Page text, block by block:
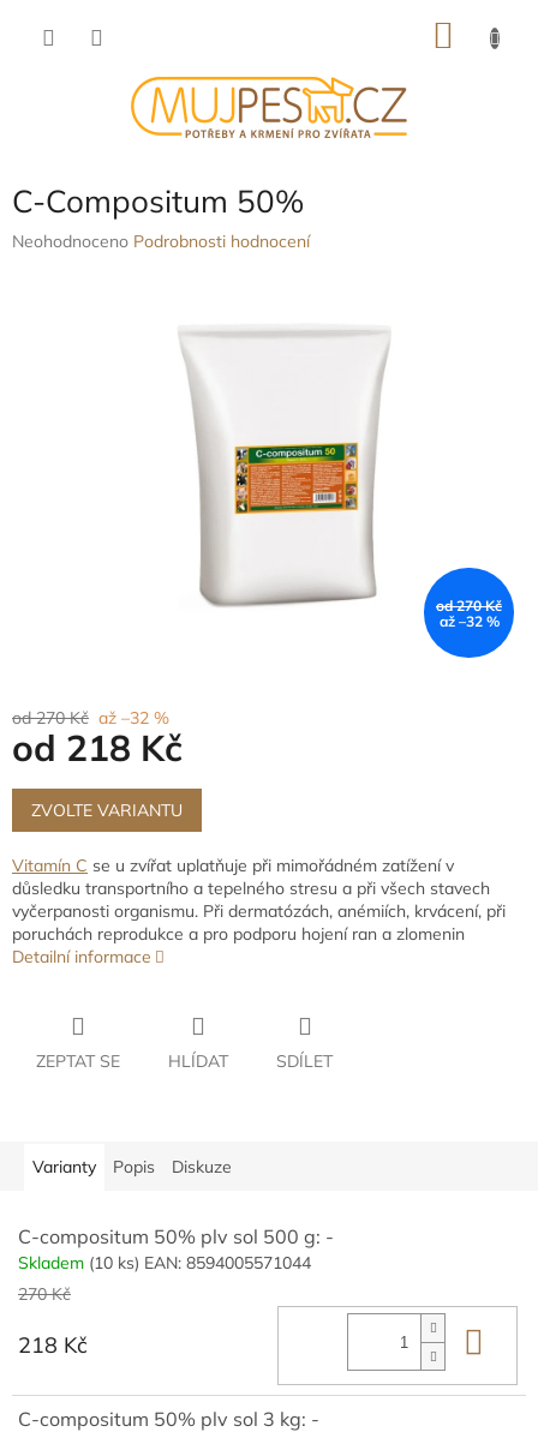
C-Compositum 50%
Průměrné
Neohodnoceno Podrobnosti hodnocení
od 270 Kč
až –32 %
od 270 Kč až –32 %
od 218 Kč
Měrná
cena:
ZVOLTE VARIANTU
Vitamín C se u zvířat uplatňuje při mimořádném zatížení v
důsledku transportního a tepelného stresu a při všech stavech
vyčerpanosti organismu. Při dermatózách, anémiích, krvácení, při
poruchách reprodukce a pro podporu hojení ran a zlomenin
Detailní informace
ZEPTAT SE HLÍDAT SDÍLET
Varianty Popis Diskuze
C-compositum 50% plv sol 500 g: -
Skladem (10 ks) EAN: 8594005571044
270 Kč
218 Kč
C-compositum 50% plv sol 3 kg: -